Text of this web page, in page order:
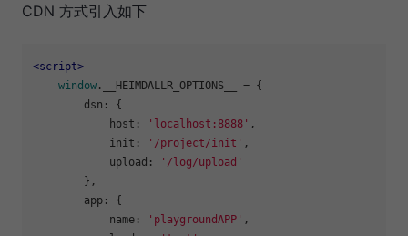
CDN 方式引入如下
<script>
window . __HEIMDALLR_OPTIONS__
= {
dsn : {
host : 'localhost:8888' ,
init : '/project/init' ,
upload :
'/log/upload'
        },
app : {
name : 'playgroundAPP' ,